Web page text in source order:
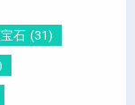
石 (31)